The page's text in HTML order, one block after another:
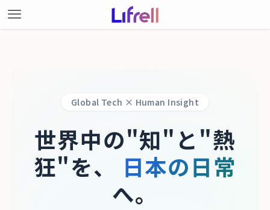
Global Tech × Human Insight
世界中の"知"と"熱
狂"を、
日本の日常
へ。